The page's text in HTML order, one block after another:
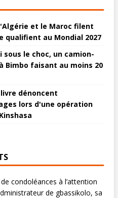
et le Maroc filent
qualifient au Mondial 2027
le choc, un camion-
Bimbo faisant au moins 20
livre dénoncent
lors d'une opération
condoléances à l’attention
de gbassikolo, sa